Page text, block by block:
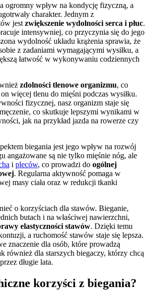
ogromny wpływ na kondycję fizyczną, a
charakter. Jednym z
jest zwiększenie wydolności serca i płuc.
intensywniej, co przyczynia się do jego
wydolność układu krążenia sprawia, że
z zadaniami wymagającymi wysiłku, a
łatwość w wykonywaniu codziennych
zdolności tlenowe organizmu, co
więcej tlenu do mięśni podczas wysiłku.
fizycznej, nasz organizm staje się
co skutkuje lepszymi wynikami w
jak na przykład jazda na rowerze czy
biegania jest jego wpływ na rozwój
angażowane są nie tylko mięśnie nóg, ale
i pleców, co prowadzi do ogólnej
. Regularna aktywność pomaga w
masy ciała oraz w redukcji tkanki
o korzyściach dla stawów. Bieganie,
butach i na właściwej nawierzchni,
elastyczności stawów. Dzięki temu
a ruchomość stawów staje się lepsza.
znaczenie dla osób, które prowadzą
również dla starszych biegaczy, którzy chcą
długie lata.
korzyści z biegania?